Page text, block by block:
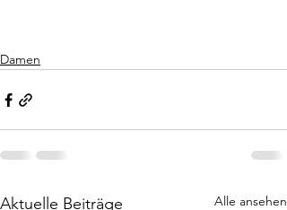
Damen
Aktuelle Beiträge Alle ansehen